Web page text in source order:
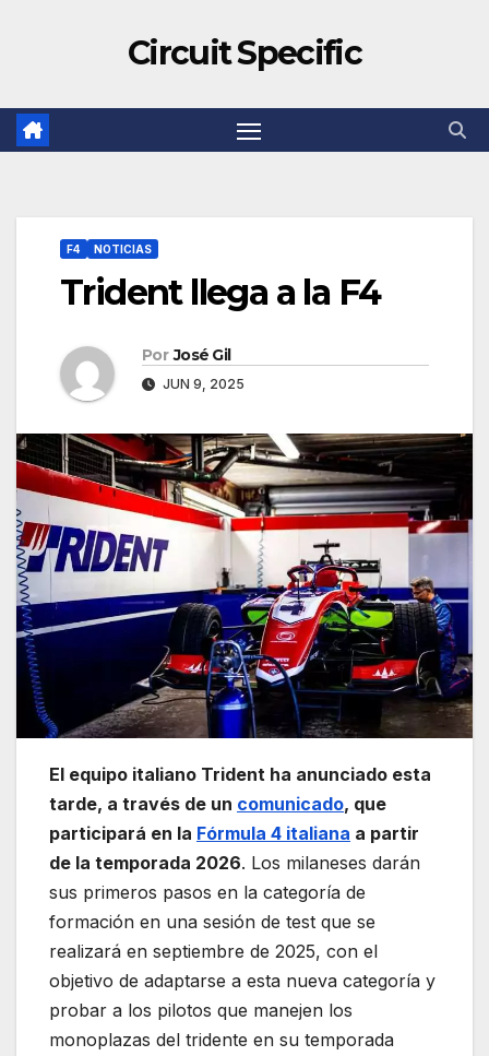
Circuit Specific
F4 NOTICIAS
Trident llega a la F4
Por José Gil
JUN 9, 2025
El equipo italiano Trident ha anunciado esta
tarde, a través de un comunicado, que
participará en la Fórmula 4 italiana a partir
de la temporada 2026. Los milaneses darán
sus primeros pasos en la categoría de
formación en una sesión de test que se
realizará en septiembre de 2025, con el
objetivo de adaptarse a esta nueva categoría y
probar a los pilotos que manejen los
monoplazas del tridente en su temporada